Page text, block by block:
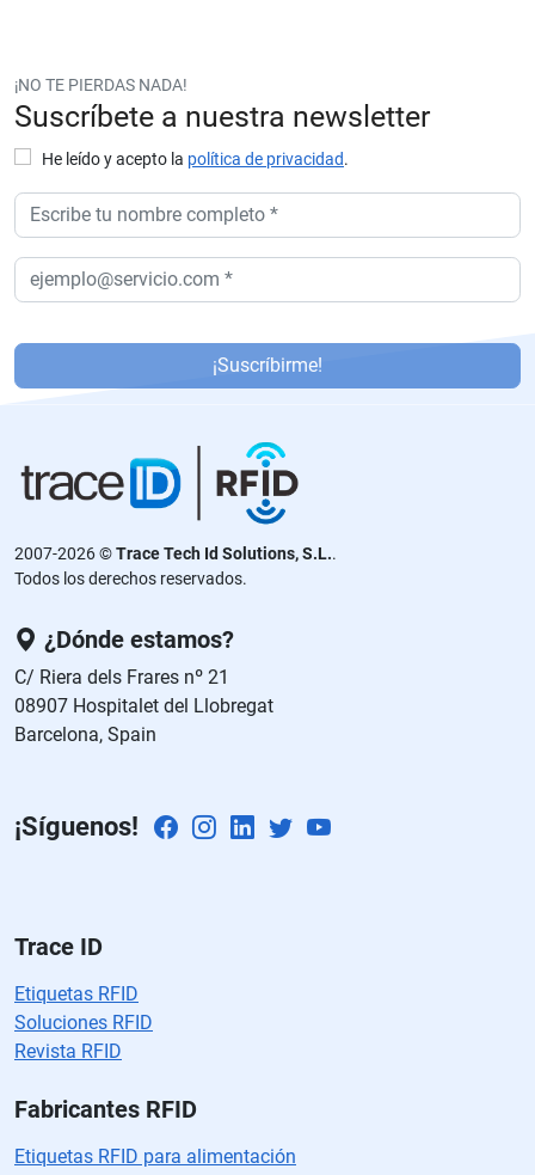
¡NO TE PIERDAS NADA!
Suscríbete a nuestra newsletter
He leído y acepto la política de privacidad.
f
or
ej
e
st
e
c
a
o
o.
¡Suscríbirme!
2007-2026 ©Trace Tech Id Solutions, S.L..
Todos los derechos reservados.
¿Dónde estamos?
C/ Riera dels Frares nº 21
08907 Hospitalet del Llobregat
Barcelona, Spain
¡Síguenos!
Trace ID
Etiquetas RFID
Soluciones RFID
Revista RFID
Fabricantes RFID
Etiquetas RFID para alimentación